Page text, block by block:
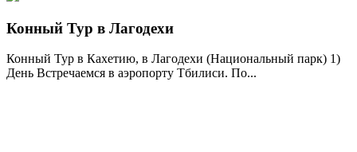
Конный Тур в Лагодехи
Конный Тур в Кахетию, в Лагодехи (Национальный парк) 1)
День Встречаемся в аэропорту Тбилиси. По...